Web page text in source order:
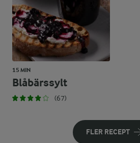
15 MIN
Blåbärssylt
(67)
FLER RECEPT